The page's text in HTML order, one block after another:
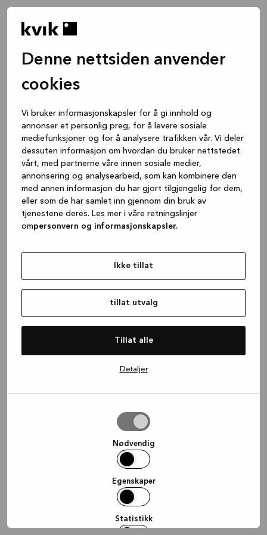
Denne nettsiden anvender
cookies
Vi bruker informasjonskapsler for å gi innhold og
annonser et personlig preg, for å levere sosiale
mediefunksjoner og for å analysere trafikken vår. Vi deler
dessuten informasjon om hvordan du bruker nettstedet
vårt, med partnerne våre innen sosiale medier,
annonsering og analysearbeid, som kan kombinere den
med annen informasjon du har gjort tilgjengelig for dem,
eller som de har samlet inn gjennom din bruk av
tjenestene deres. Les mer i våre retningslinjer
ompersonvern og informasjonskapsler.
Ikke tillat
tillat utvalg
Tillat alle
Detaljer
Nødvendig
Egenskaper
Statistikk
(see the browser console for more
information).